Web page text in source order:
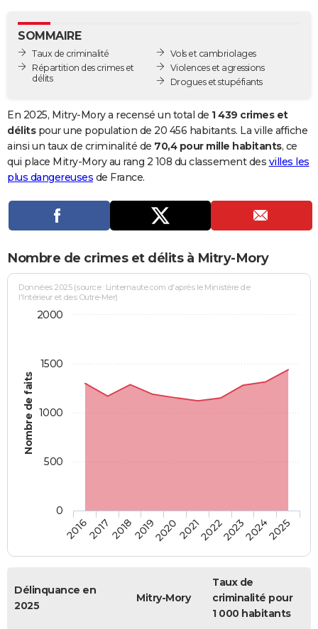
GUIDES D'ACHAT
BONS PLANS
Carte de Noël
Carte Bonne année
Carte Saint-Valentin
Carte Pâques
Carte d'anniversaire
DICTIONNAIRE
Dictionnaire
Biographies
Citations
Expressions
Proverbes
PROGRAMME TV
Se connecter
Entreprises
Service militaire
Avis de recherche
AVIS DE DÉCÈS
Bricolage
Lifestyle
Culture
Sport
Auto
Television
Voyage
Cinema
SOMMAIRE
Taux de criminalité
Répartition des crimes et
délits
Vols et cambriolages
Violences et agressions
Drogues et stupéfiants
En 2025, Mitry-Mory a recensé un total de 1 439 crimes et
délitspour une population de 20 456 habitants. La ville affiche
ainsi un taux de criminalité de 70,4 pour mille habitants, ce
qui place Mitry-Mory au rang 2 108 du classement des villes les
plus dangereuses de France.
Nombre de crimes et délits à Mitry-Mory
Nombre de faits
Données 2025 (source : Linternaute.com d'après le Ministère de
l'Intérieur et des Outre-Mer)
2016201720182019202020212022202320242025
0
500
1000
1500
2000
Délinquance en
2025
Mitry-Mory
Taux de
criminalité pour
1 000 habitants